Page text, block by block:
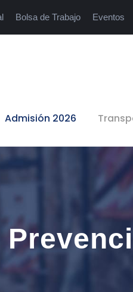
Bolsa de Trabajo Eventos
Admisión 2026